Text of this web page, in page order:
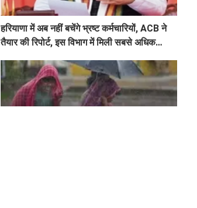
हरियाणा में अब नहीं बचेंगे भ्रष्ट कर्मचारियों, ACB ने
तैयार की रिपोर्ट, इस विभाग में मिली सबसे अधिक